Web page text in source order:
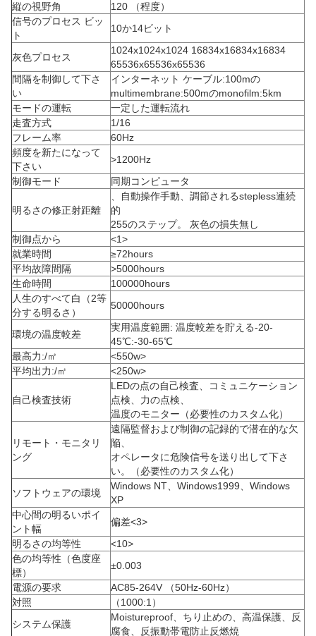
縦の視野角
120 （程度）
信号のプロセス ビッ
ト
10か14ビット
灰色プロセス
1024x1024x1024 16834x16834x16834
65536x65536x65536
間隔を制御して下さ
い
インターネット ケーブル:100mの
multimembrane:500mのmonofilm:5km
モードの運転
一定した運転流れ
走査方式
1/16
フレーム率
60Hz
頻度を新たになって
下さい
>1200Hz
制御モード
同期コンピュータ
明るさの修正射距離
、自動操作手動、調節されるstepless連続
的
255のステップ。 灰色の損失無し
制御点から
<1>
就業時間
≥72hours
平均故障間隔
>5000hours
生命時間
100000hours
人生のすべて白（2等
分する明るさ）
50000hours
環境の温度較差
実用温度範囲: 温度較差を貯える-20-
45℃:-30-65℃
最高力:/㎡
<550w>
平均出力:/㎡
<250w>
自己検査技術
LEDの点の自己検査、コミュニケーション
点検、力の点検、
温度のモニター（必要性のカスタム化）
リモート・モニタリ
ング
遠隔監督および制御の記録的で潜在的な欠
陥、
オペレータに危険信号を送り出して下さ
い。（必要性のカスタム化）
ソフトウェアの環境
Windows NT、Windows1999、Windows
XP
中心間の明るいポイ
ント幅
偏差<3>
明るさの均等性
<10>
色の均等性（色度座
標）
±0.003
電源の要求
AC85-264V （50Hz-60Hz）
対照
（1000:1）
システム保護
Moistureproof、ちり止めの、高温保護、反
腐食、反振動帯電防止反燃焼